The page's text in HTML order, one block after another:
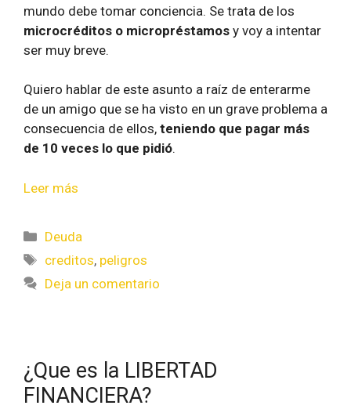
mundo debe tomar conciencia. Se trata de los
microcréditos o micropréstamos y voy a intentar
ser muy breve.
Quiero hablar de este asunto a raíz de enterarme
de un amigo que se ha visto en un grave problema a
consecuencia de ellos, teniendo que pagar más
de 10 veces lo que pidió.
Leer más
Deuda
creditos, peligros
Deja un comentario
¿Que es la LIBERTAD
FINANCIERA?